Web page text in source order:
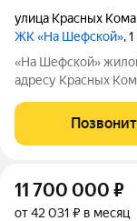
улица Красных
ЖК «На Шефской»,
«На Шефской» жилой квартал от Практики на Эльмаше, по
адресу Красных
логистики: рядом
центры
11 700 000 ₽
от 42 031 ₽ в месяц